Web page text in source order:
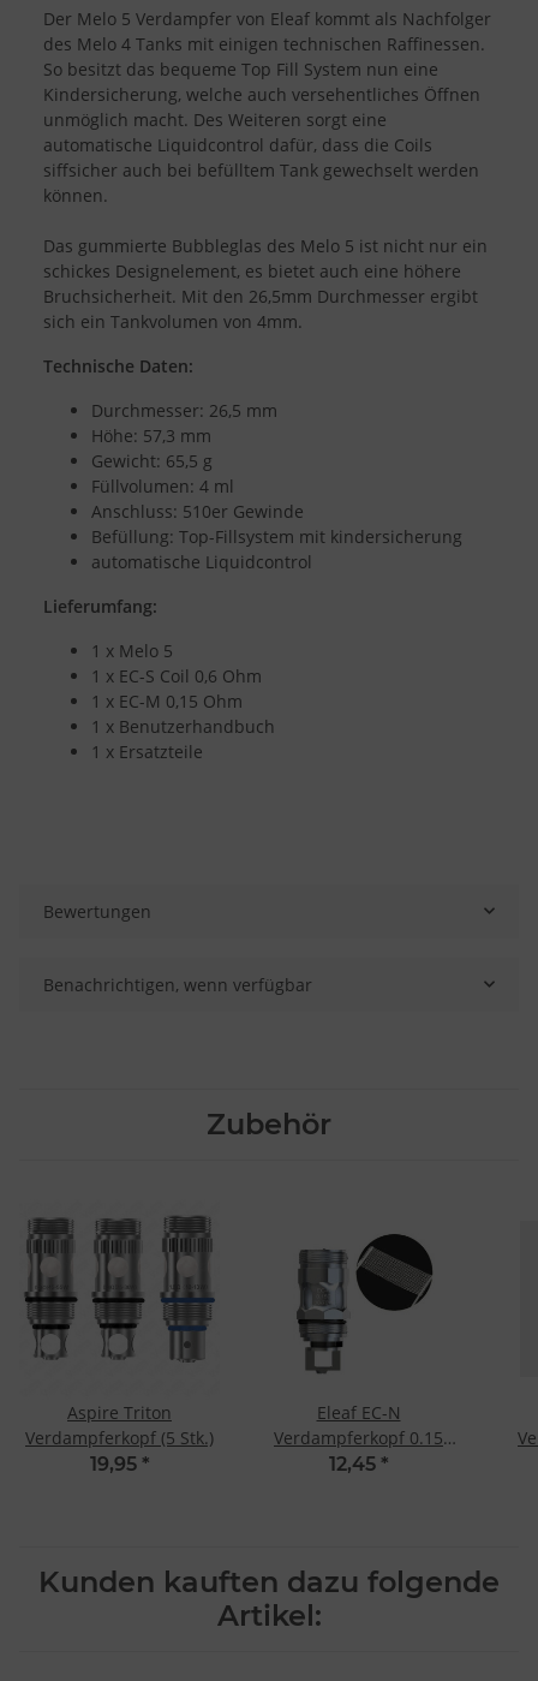
Der Melo 5 Verdampfer von Eleaf kommt als Nachfolger
des Melo 4 Tanks mit einigen technischen Raffinessen.
So besitzt das bequeme Top Fill System nun eine
Kindersicherung, welche auch versehentliches Öffnen
unmöglich macht. Des Weiteren sorgt eine
automatische Liquidcontrol dafür, dass die Coils
siffsicher auch bei befülltem Tank gewechselt werden
können.
Das gummierte Bubbleglas des Melo 5 ist nicht nur ein
schickes Designelement, es bietet auch eine höhere
Bruchsicherheit. Mit den 26,5mm Durchmesser ergibt
sich ein Tankvolumen von 4mm.
Technische Daten:
Durchmesser: 26,5 mm
Höhe: 57,3 mm
Gewicht: 65,5 g
Füllvolumen: 4 ml
Anschluss: 510er Gewinde
Befüllung: Top-Fillsystem mit kindersicherung
automatische Liquidcontrol
Lieferumfang:
1 x Melo 5
1 x EC-S Coil 0,6 Ohm
1 x EC-M 0,15 Ohm
1 x Benutzerhandbuch
1 x Ersatzteile
Bewertungen
Benachrichtigen, wenn verfügbar
Zubehör
Aspire Triton
Verdampferkopf (5 Stk.)
19,95 *
Eleaf EC-N
Verdampferkopf 0.15
Ohm (5 Stk.)
12,45 *
Kunden kauften dazu folgende
Artikel: